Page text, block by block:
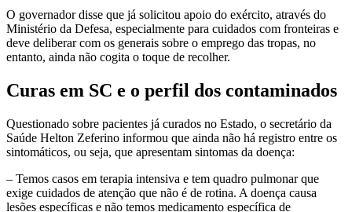
O governador disse que já solicitou apoio do exército, através do
Ministério da Defesa, especialmente para cuidados com fronteiras e
deve deliberar com os generais sobre o emprego das tropas, no
entanto, ainda não cogita o toque de recolher.
Curas em SC e o perfil dos contaminados
Questionado sobre pacientes já curados no Estado, o secretário da
Saúde Helton Zeferino informou que ainda não há registro entre os
sintomáticos, ou seja, que apresentam sintomas da doença:
– Temos casos em terapia intensiva e tem quadro pulmonar que
exige cuidados de atenção que não é de rotina. A doença causa
lesões específicas e não temos medicamento específica de